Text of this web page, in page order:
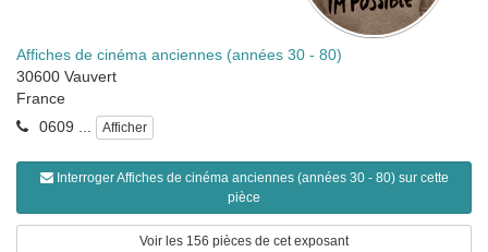
Affiches de cinéma anciennes (années 30 - 80)
30600 Vauvert
France
0609 ...
Afficher
Interroger Affiches de cinéma anciennes (années 30 - 80) sur cette
pièce
Voir les 156 pièces de cet exposant